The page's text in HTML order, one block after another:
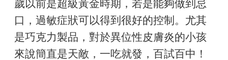
歲以前是超級黃金時期，若是能夠做到忌
口，過敏症狀可以得到很好的控制。尤其
是巧克力製品，對於異位性皮膚炎的小孩
來說簡直是天敵，一吃就發，百試百中！